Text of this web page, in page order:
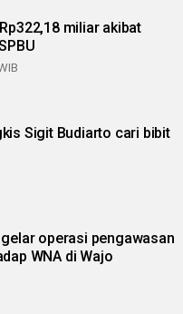
miliar akibat
Sigit Budiarto cari bibit
operasi pengawasan
WNA di Wajo